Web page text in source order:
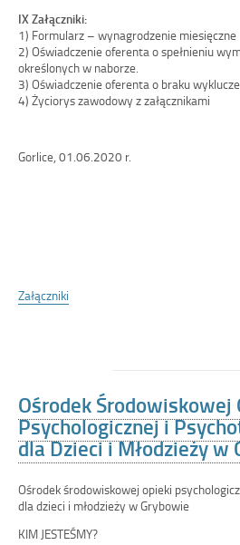
IX Załączniki:
1) Formularz – wynagrodzenie miesięczne
2) Oświadczenie oferenta o spełnieniu
określonych w naborze.
3) Oświadczenie oferenta o braku
4) Życiorys zawodowy z załącznikami
Gorlice, 01.06.2020 r.
Załączniki
Ośrodek Środowiskowej
Psychologicznej i
dla Dzieci i Młodzieży w
Ośrodek środowiskowej opieki
dla dzieci i młodzieży w Grybowie
KIM JESTEŚMY?